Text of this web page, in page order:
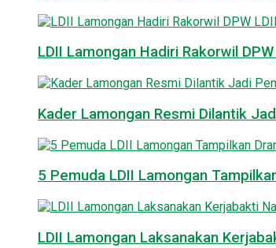
LDII Lamongan Hadiri Rakorwil
Kader Lamongan Resmi Dilantik
5 Pemuda LDII Lamongan
LDII Lamongan Laksanakan